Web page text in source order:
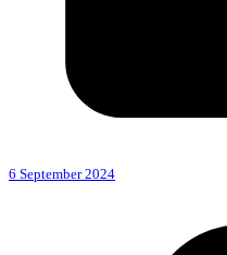
6 September 2024